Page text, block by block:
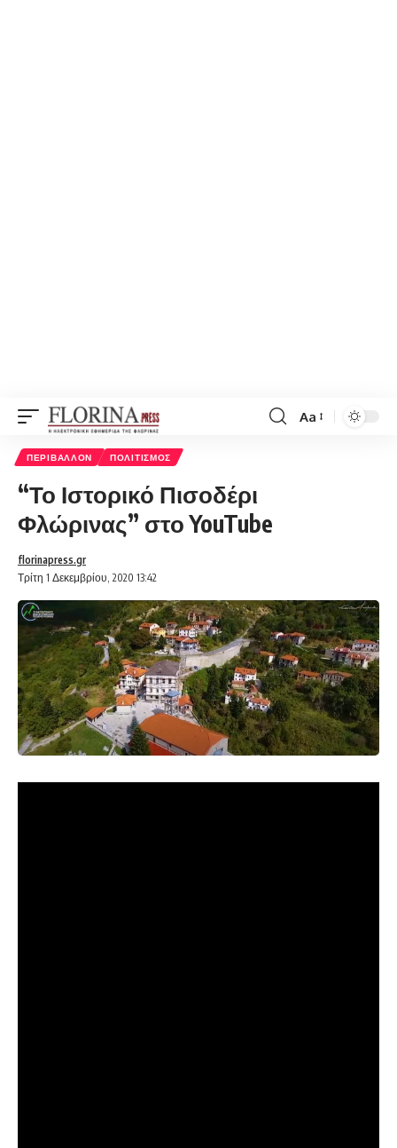
Font
Aa
ΠΕΡΙΒΆΛΛΟΝ ΠΟΛΙΤΙΣΜΌΣ
“Το Ιστορικό Πισοδέρι
Φλώρινας” στο YouTube
Τρίτη 1 Δεκεμβρίου, 2020 13:42
florinapress.gr